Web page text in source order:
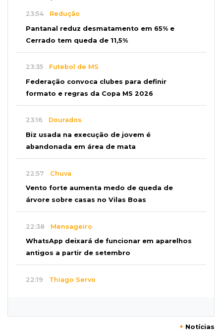
23:54 Redução
Pantanal reduz desmatamento em 65% e
Cerrado tem queda de 11,5%
23:35 Futebol de MS
Federação convoca clubes para definir
formato e regras da Copa MS 2026
23:16 Dourados
Biz usada na execução de jovem é
abandonada em área de mata
22:57 Chuva
Vento forte aumenta medo de queda de
árvore sobre casas no Vilas Boas
22:38 Mensageiro
WhatsApp deixará de funcionar em aparelhos
antigos a partir de setembro
22:19 Thiago Servo
+ Notícias